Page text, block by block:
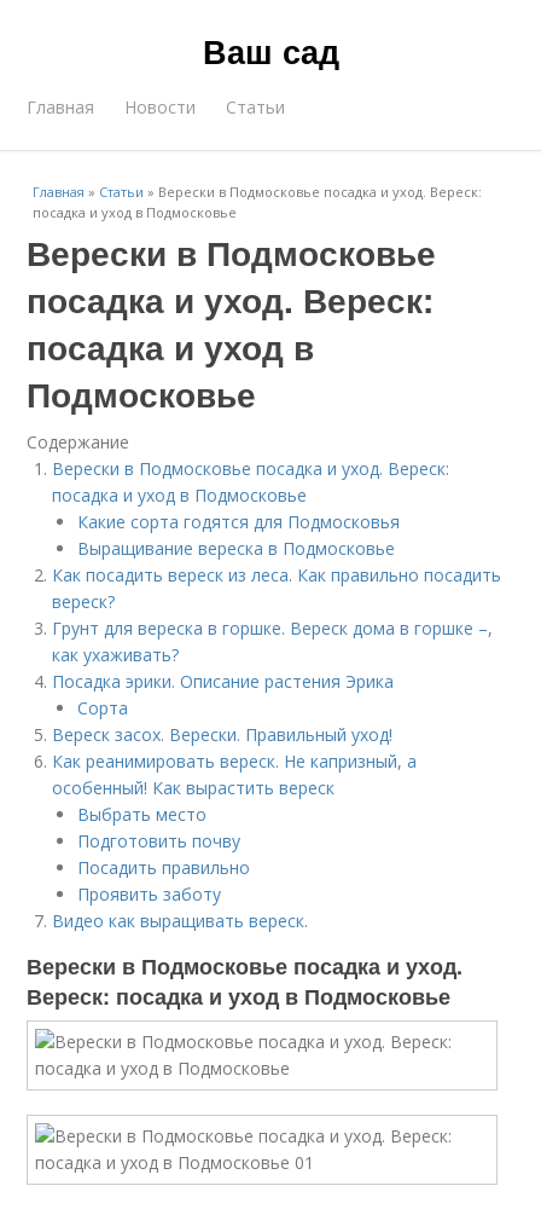
Ваш сад
Главная Новости Статьи
Главная » Статьи » Верески в Подмосковье посадка и уход. Вереск:
посадка и уход в Подмосковье
Верески в Подмосковье
посадка и уход. Вереск:
посадка и уход в
Подмосковье
Содержание
Верески в Подмосковье посадка и уход. Вереск:
посадка и уход в Подмосковье
Какие сорта годятся для Подмосковья
Выращивание вереска в Подмосковье
Как посадить вереск из леса. Как правильно посадить
вереск?
Грунт для вереска в горшке. Вереск дома в горшке –,
как ухаживать?
Посадка эрики. Описание растения Эрика
Сорта
Вереск засох. Верески. Правильный уход!
Как реанимировать вереск. Не капризный, а
особенный! Как вырастить вереск
Выбрать место
Подготовить почву
Посадить правильно
Проявить заботу
Видео как выращивать вереск.
Верески в Подмосковье посадка и уход.
Вереск: посадка и уход в Подмосковье